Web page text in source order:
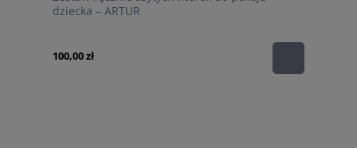
dziecka – ARTUR
100,00 zł